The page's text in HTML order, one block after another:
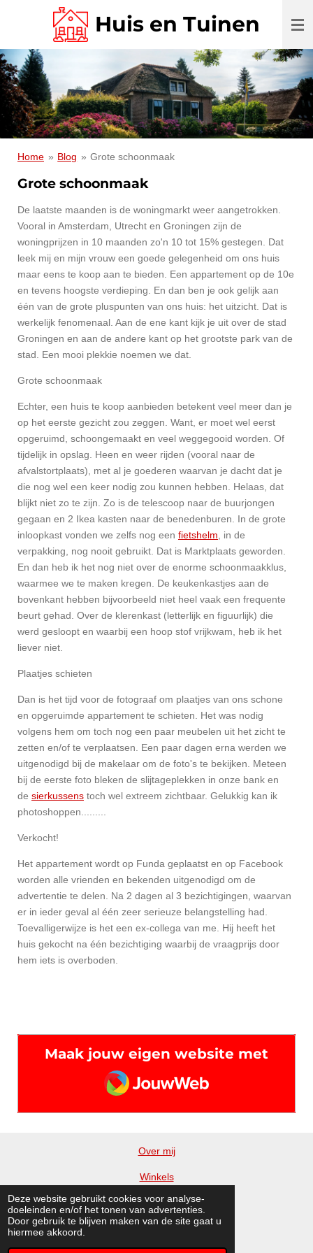
Deze website gebruikt cookies voor analyse-
doeleinden en/of het tonen van advertenties.
Door gebruik te blijven maken van de site gaat u
hiermee akkoord.
de
hoofdinhoud
Huis en Tuinen
Home » Blog » Grote schoonmaak
Grote schoonmaak
De laatste maanden is de woningmarkt weer aangetrokken.
Vooral in Amsterdam, Utrecht en Groningen zijn de
woningprijzen in 10 maanden zo'n 10 tot 15% gestegen. Dat
leek mij en mijn vrouw een goede gelegenheid om ons huis
maar eens te koop aan te bieden. Een appartement op de 10e
en tevens hoogste verdieping. En dan ben je ook gelijk aan
één van de grote pluspunten van ons huis: het uitzicht. Dat is
werkelijk fenomenaal. Aan de ene kant kijk je uit over de stad
Groningen en aan de andere kant op het grootste park van de
stad. Een mooi plekkie noemen we dat.
Grote schoonmaak
Echter, een huis te koop aanbieden betekent veel meer dan je
op het eerste gezicht zou zeggen. Want, er moet wel eerst
opgeruimd, schoongemaakt en veel weggegooid worden. Of
tijdelijk in opslag. Heen en weer rijden (vooral naar de
afvalstortplaats), met al je goederen waarvan je dacht dat je
die nog wel een keer nodig zou kunnen hebben. Helaas, dat
blijkt niet zo te zijn. Zo is de telescoop naar de buurjongen
gegaan en 2 Ikea kasten naar de benedenburen. In de grote
inloopkast vonden we zelfs nog een fietshelm , in de
verpakking, nog nooit gebruikt. Dat is Marktplaats geworden.
En dan heb ik het nog niet over de enorme schoonmaakklus,
waarmee we te maken kregen. De keukenkastjes aan de
bovenkant hebben bijvoorbeeld niet heel vaak een frequente
beurt gehad. Over de klerenkast (letterlijk en figuurlijk) die
werd gesloopt en waarbij een hoop stof vrijkwam, heb ik het
liever niet.
Plaatjes schieten
Dan is het tijd voor de fotograaf om plaatjes van ons schone
en opgeruimde appartement te schieten. Het was nodig
volgens hem om toch nog een paar meubelen uit het zicht te
zetten en/of te verplaatsen. Een paar dagen erna werden we
uitgenodigd bij de makelaar om de foto's te bekijken. Meteen
bij de eerste foto bleken de slijtageplekken in onze bank en
de sierkussens toch wel extreem zichtbaar. Gelukkig kan ik
photoshoppen.........
Verkocht!
Het appartement wordt op Funda geplaatst en op Facebook
worden alle vrienden en bekenden uitgenodigd om de
advertentie te delen. Na 2 dagen al 3 bezichtigingen, waarvan
er in ieder geval al één zeer serieuze belangstelling had.
Toevalligerwijze is het een ex-collega van me. Hij heeft het
huis gekocht na één bezichtiging waarbij de vraagprijs door
hem iets is overboden.
Maak jouw eigen website met
JouwWeb
Over mij
Winkels
Blog